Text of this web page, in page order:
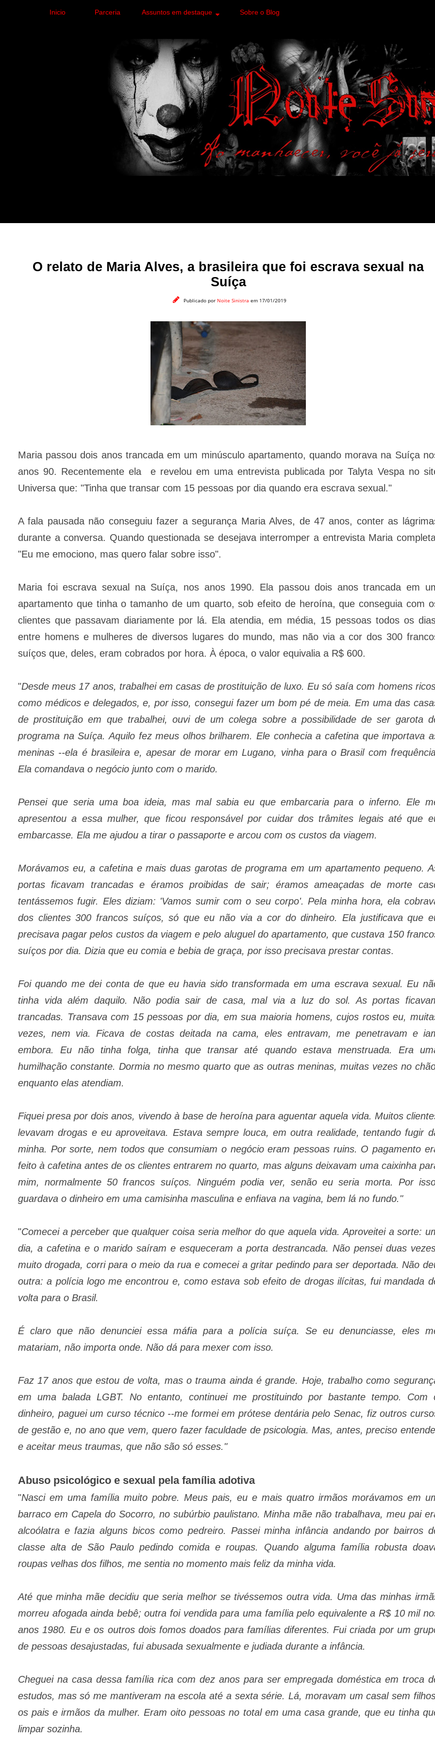
Inicio Parceria Assuntos em destaque Sobre o Blog
O relato de Maria Alves, a brasileira que foi escrava sexual na
Suíça
Publicado por Noite Sinistra em 17/01/2019
Maria passou dois anos trancada em um minúsculo apartamento, quando morava na Suíça
anos 90. Recentemente ela e revelou em uma entrevista publicada por Talyta Vespa no
Universa que: "Tinha que transar com 15 pessoas por dia quando era escrava sexual."
A fala pausada não conseguiu fazer a segurança Maria Alves, de 47 anos, conter as
durante a conversa. Quando questionada se desejava interromper a entrevista Maria
"Eu me emociono, mas quero falar sobre isso".
Maria foi escrava sexual na Suíça, nos anos 1990. Ela passou dois anos trancada em
apartamento que tinha o tamanho de um quarto, sob efeito de heroína, que conseguia com
clientes que passavam diariamente por lá. Ela atendia, em média, 15 pessoas todos os
entre homens e mulheres de diversos lugares do mundo, mas não via a cor dos 300
suíços que, deles, eram cobrados por hora. À época, o valor equivalia a R$ 600.
"Desde meus 17 anos, trabalhei em casas de prostituição de luxo. Eu só saía com homens
como médicos e delegados, e, por isso, consegui fazer um bom pé de meia. Em uma das
de prostituição em que trabalhei, ouvi de um colega sobre a possibilidade de ser garota
programa na Suíça. Aquilo fez meus olhos brilharem. Ele conhecia a cafetina que importava
meninas --ela é brasileira e, apesar de morar em Lugano, vinha para o Brasil com
Ela comandava o negócio junto com o marido.
Pensei que seria uma boa ideia, mas mal sabia eu que embarcaria para o inferno. Ele
apresentou a essa mulher, que ficou responsável por cuidar dos trâmites legais até que
embarcasse. Ela me ajudou a tirar o passaporte e arcou com os custos da viagem.
Morávamos eu, a cafetina e mais duas garotas de programa em um apartamento pequeno.
portas ficavam trancadas e éramos proibidas de sair; éramos ameaçadas de morte
tentássemos fugir. Eles diziam: 'Vamos sumir com o seu corpo'. Pela minha hora, ela
dos clientes 300 francos suíços, só que eu não via a cor do dinheiro. Ela justificava que
precisava pagar pelos custos da viagem e pelo aluguel do apartamento, que custava 150
suíços por dia. Dizia que eu comia e bebia de graça, por isso precisava prestar contas.
Foi quando me dei conta de que eu havia sido transformada em uma escrava sexual. Eu
tinha vida além daquilo. Não podia sair de casa, mal via a luz do sol. As portas
trancadas. Transava com 15 pessoas por dia, em sua maioria homens, cujos rostos eu,
vezes, nem via. Ficava de costas deitada na cama, eles entravam, me penetravam e
embora. Eu não tinha folga, tinha que transar até quando estava menstruada. Era
humilhação constante. Dormia no mesmo quarto que as outras meninas, muitas vezes no
enquanto elas atendiam.
Fiquei presa por dois anos, vivendo à base de heroína para aguentar aquela vida. Muitos
levavam drogas e eu aproveitava. Estava sempre louca, em outra realidade, tentando fugir
minha. Por sorte, nem todos que consumiam o negócio eram pessoas ruins. O pagamento
feito à cafetina antes de os clientes entrarem no quarto, mas alguns deixavam uma caixinha
mim, normalmente 50 francos suíços. Ninguém podia ver, senão eu seria morta. Por
guardava o dinheiro em uma camisinha masculina e enfiava na vagina, bem lá no fundo."
"Comecei a perceber que qualquer coisa seria melhor do que aquela vida. Aproveitei a sorte:
dia, a cafetina e o marido saíram e esqueceram a porta destrancada. Não pensei duas
muito drogada, corri para o meio da rua e comecei a gritar pedindo para ser deportada. Não
outra: a polícia logo me encontrou e, como estava sob efeito de drogas ilícitas, fui mandada
volta para o Brasil.
É claro que não denunciei essa máfia para a polícia suíça. Se eu denunciasse, eles
matariam, não importa onde. Não dá para mexer com isso.
Faz 17 anos que estou de volta, mas o trauma ainda é grande. Hoje, trabalho como
em uma balada LGBT. No entanto, continuei me prostituindo por bastante tempo. Com
dinheiro, paguei um curso técnico --me formei em prótese dentária pelo Senac, fiz outros
de gestão e, no ano que vem, quero fazer faculdade de psicologia. Mas, antes, preciso
e aceitar meus traumas, que não são só esses."
Abuso psicológico e sexual pela família adotiva
"Nasci em uma família muito pobre. Meus pais, eu e mais quatro irmãos morávamos em
barraco em Capela do Socorro, no subúrbio paulistano. Minha mãe não trabalhava, meu pai
alcoólatra e fazia alguns bicos como pedreiro. Passei minha infância andando por bairros
classe alta de São Paulo pedindo comida e roupas. Quando alguma família robusta
roupas velhas dos filhos, me sentia no momento mais feliz da minha vida.
Até que minha mãe decidiu que seria melhor se tivéssemos outra vida. Uma das minhas
morreu afogada ainda bebê; outra foi vendida para uma família pelo equivalente a R$ 10 mil
anos 1980. Eu e os outros dois fomos doados para famílias diferentes. Fui criada por um
de pessoas desajustadas, fui abusada sexualmente e judiada durante a infância.
Cheguei na casa dessa família rica com dez anos para ser empregada doméstica em troca
estudos, mas só me mantiveram na escola até a sexta série. Lá, moravam um casal sem
os pais e irmãos da mulher. Eram oito pessoas no total em uma casa grande, que eu tinha
limpar sozinha.